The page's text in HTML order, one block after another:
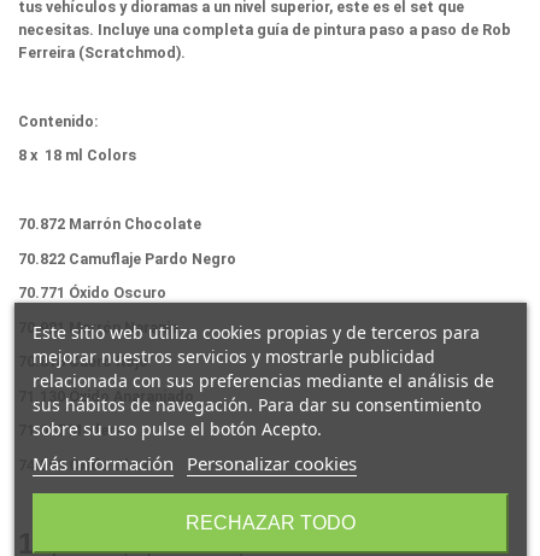
tus vehículos y dioramas a un nivel superior, este es el set que
necesitas. Incluye una completa guía de pintura paso a paso de Rob
Ferreira (Scratchmod).
Contenido:
8 x 18 ml Colors
70.872 Marrón Chocolate
70.822 Camuflaje Pardo Negro
70.771 Óxido Oscuro
70.981 Marrón Naranja
70.818 Cuero Rojo
71.130 Óxido Anaranjado
71.077 Madera
74.505 Óxido Claro
16,85 € (impuestos inc.)
Este sitio web utiliza cookies propias y de terceros para
mejorar nuestros servicios y mostrarle publicidad
relacionada con sus preferencias mediante el análisis de
sus hábitos de navegación. Para dar su consentimiento
sobre su uso pulse el botón Acepto.
Más información Personalizar cookies
RECHAZAR TODO